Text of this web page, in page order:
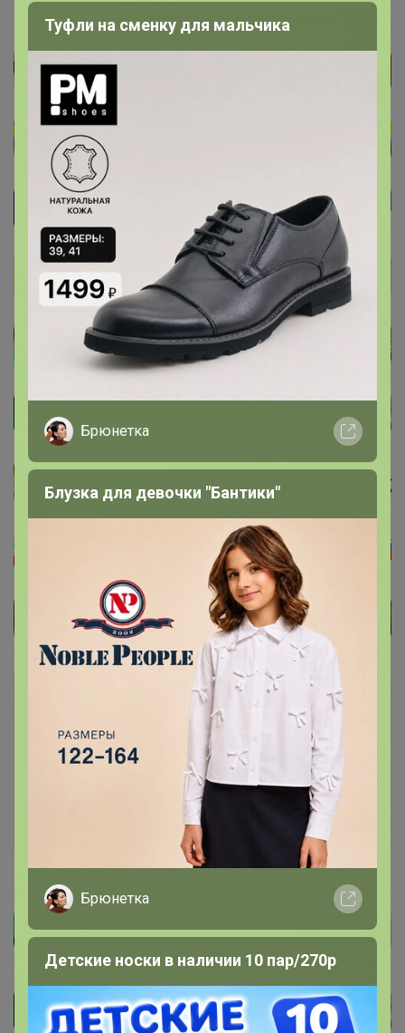
Палантины, шарфы ОСЕНЬ - ЗИМА
Туфли на сменку для мальчика
Брюнетка
Блузка для девочки "Бантики"
Брюнетка
Детские носки в наличии 10 пар/270р